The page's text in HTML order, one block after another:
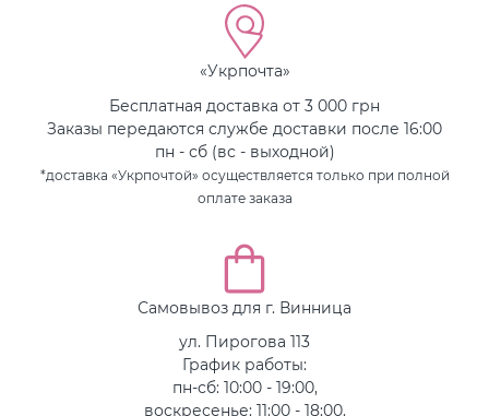
«Укрпочта»
Бесплатная доставка от 3 000 грн
Заказы передаются службе доставки после 16:00
пн - сб (вс - выходной)
*доставка «Укрпочтой» осуществляется только при полной
оплате заказа
Самовывоз для г. Винница
ул. Пирогова 113
График работы:
пн-сб: 10:00 - 19:00,
воскресенье: 11:00 - 18:00.